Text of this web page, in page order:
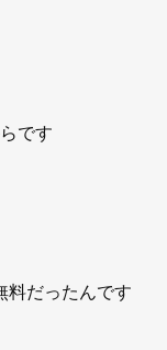
です
料だったんです